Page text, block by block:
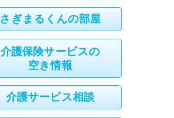
さぎまるくんの部屋
介護保険サービスの
空き情報
介護サービス相談